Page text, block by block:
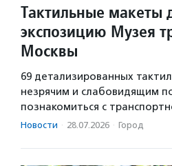
Тактильные макеты
экспозицию Музея
Москвы
69 детализированных
незрячим и слабовидящим
познакомиться с
Новости · 28.07.2026 · Город